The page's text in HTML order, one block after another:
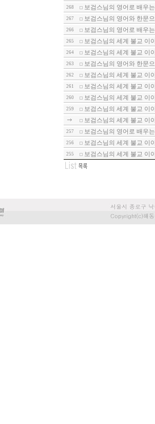
268 보검스님의 영어로 배우
267 보검스님의 영어와 한문
266 보검스님의 영어로 배우
265 보검스님의 세계 불교 이
264 보검스님의 세계 불교 이
263 보검스님의 영어와 한문
262 보검스님의 세계 불교 이
261 보검스님의 세계 불교 이
260 보검스님의 세계 불교 이
259
보검스님의 세계 불교 이
보검스님의 세계 불교 이
257 보검스님의 영어로 배우
256 보검스님의 세계 불교 이
255 보검스님의 세계 불교 이